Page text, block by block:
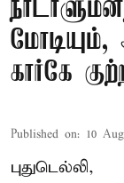
கார்கே
Published on: 10
புதுடெல்லி,